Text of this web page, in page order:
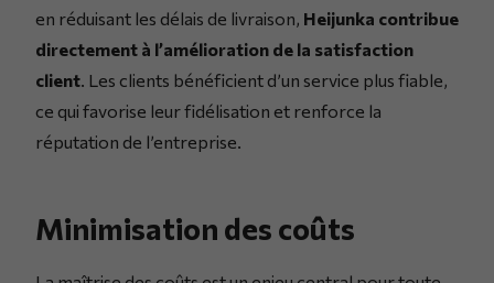
en réduisant les délais de livraison, Heijunka contribue
directement à l’amélioration de la satisfaction
client. Les clients bénéficient d’un service plus fiable,
ce qui favorise leur fidélisation et renforce la
réputation de l’entreprise.
Minimisation des coûts